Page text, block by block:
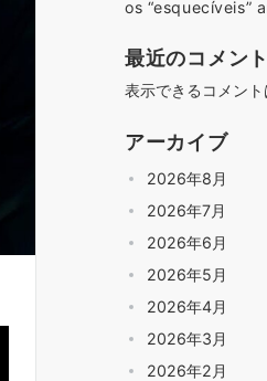
os “esquecíveis”
最近のコメント
表示できるコメント
アーカイブ
2026年8月
2026年7月
2026年6月
2026年5月
2026年4月
2026年3月
2026年2月